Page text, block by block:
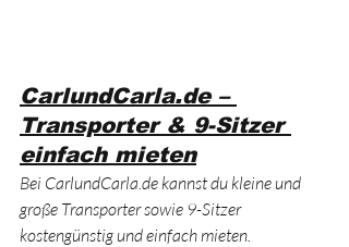
CarlundCarla.de –
Transporter & 9-Sitzer
einfach mieten
Bei CarlundCarla.de kannst du kleine und
große Transporter sowie 9-Sitzer
kostengünstig und einfach mieten.